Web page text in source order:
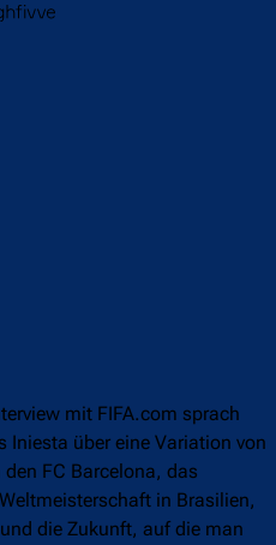
mit FIFA.com sprach
Iniesta über eine Variation von
FC Barcelona, das
in Brasilien,
die Zukunft, auf die man